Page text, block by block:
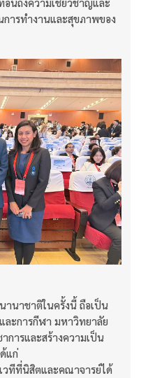
การทำงานและสุขภาพของ
านาชาติในครั้งนี้ ถือเป็น
ะการกีฬา มหาวิทยาลัย
ารและสร้างความเป็น
แก่
วทีที่นิสิตและคณาจารย์ได้